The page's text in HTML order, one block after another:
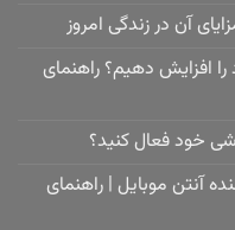
آن در زندگی امروز
افزایش دهیم؟ راهنمای
آنتن موبایل | راهنمای